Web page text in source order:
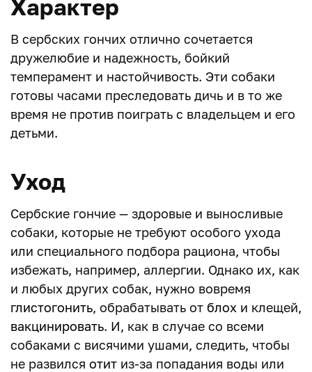
Характер
В сербских гончих отлично сочетается
дружелюбие и надежность, бойкий
темперамент и настойчивость. Эти собаки
готовы часами преследовать дичь и в то же
время не против поиграть с владельцем и его
детьми.
Уход
Сербские гончие — здоровые и выносливые
собаки, которые не требуют особого ухода
или специального подбора рациона, чтобы
избежать, например, аллергии. Однако их, как
и любых других собак, нужно вовремя
глистогонить, обрабатывать от блох и клещей,
вакцинировать. И, как в случае со всеми
собаками с висячими ушами, следить, чтобы
не развился отит из-за попадания воды или